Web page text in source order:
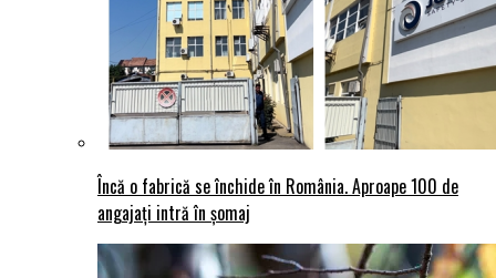
Încă o fabrică se închide în România. Aproape 100 de
angajați intră în șomaj